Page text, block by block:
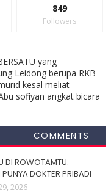
849
Followers
yang
Leidong berupa RKB
kesal meliat
sofiyan angkat bicara
COMMENTS
DI ROWOTAMTU:
DOKTER PRIBADI
2026